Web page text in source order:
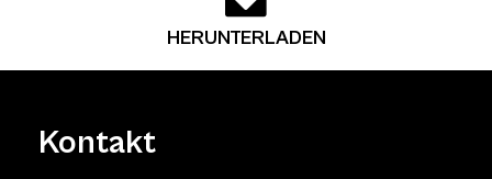
HERUNTERLADEN
Kontakt